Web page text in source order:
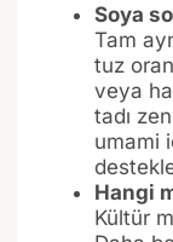
Soya
Tam
tuz
veya
tadı
umami
Hangi
Kültür